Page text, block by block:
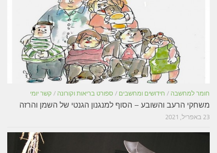
חומר למחשבה / חידושים ומחשבים / ספורט בריאות וקורונה / קשר יומי
משחקי הרעב והשובע – הסוף למנגנון הגנטי של השמן והרזה
23 באפריל, 2021